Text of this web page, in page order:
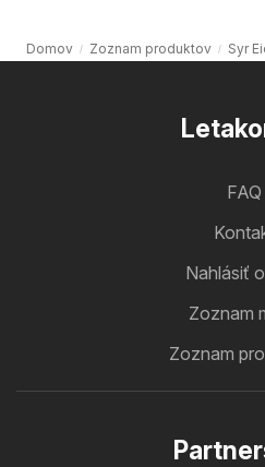
Domov Zoznam produktov Syr
FAQ
Nahlásiť
Zoznam
Zoznam